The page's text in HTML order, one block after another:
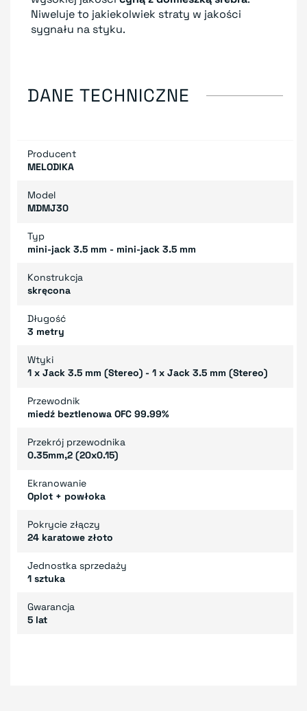
Niweluje to jakiekolwiek straty w jakości
sygnału na styku.
DANE TECHNICZNE
Producent
MELODIKA
Model
MDMJ30
Typ
mini-jack 3.5 mm - mini-jack 3.5 mm
Konstrukcja
skręcona
Długość
3 metry
Wtyki
1 x Jack 3.5 mm (Stereo) - 1 x Jack 3.5 mm (Stereo)
Przewodnik
miedź beztlenowa OFC 99.99%
Przekrój przewodnika
0.35mm,2 (20x0.15)
Ekranowanie
Oplot + powłoka
Pokrycie złączy
24 karatowe złoto
Jednostka sprzedaży
1 sztuka
Gwarancja
5 lat